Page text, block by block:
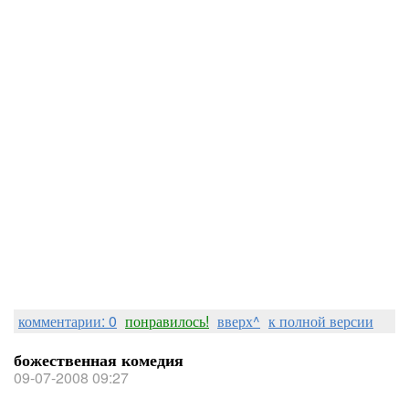
комментарии: 0 понравилось! вверх^ к полной версии
божественная комедия
09-07-2008 09:27